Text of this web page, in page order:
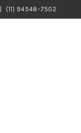
(11) 94548-7502